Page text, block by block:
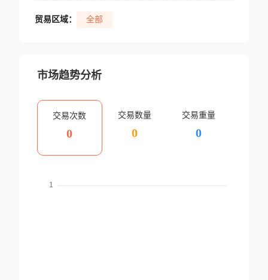
贸易区域： 全部
市场趋势分析
交易次数
0
交易数量
0
交易重量
0